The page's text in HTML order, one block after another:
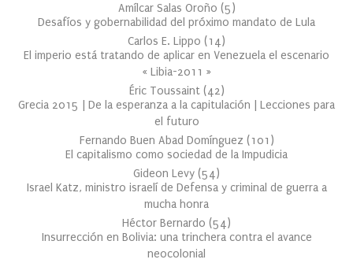
Amílcar Salas Oroño (5)
Desafíos y gobernabilidad del próximo mandato de Lula
Carlos E. Lippo (14)
El imperio está tratando de aplicar en Venezuela el escenario
« Libia-2011 »
Éric Toussaint (42)
Grecia 2015 | De la esperanza a la capitulación | Lecciones para
el futuro
Fernando Buen Abad Domínguez (101 )
El capitalismo como sociedad de la Impudicia
Gideon Levy (54)
Israel Katz, ministro israelí de Defensa y criminal de guerra a
mucha honra
Héctor Bernardo (54)
Insurrección en Bolivia: una trinchera contra el avance
neocolonial